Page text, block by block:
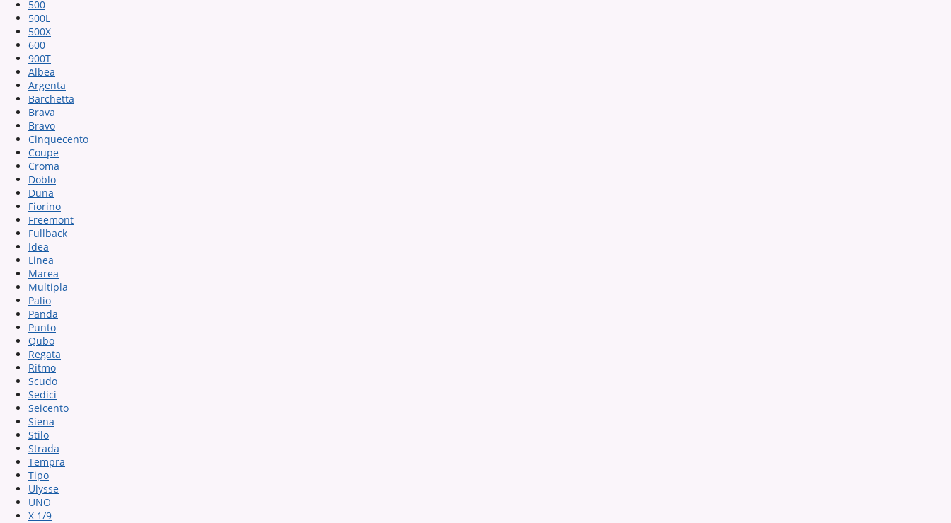
500
500L
500X
600
900T
Albea
Argenta
Barchetta
Brava
Bravo
Cinquecento
Coupe
Croma
Doblo
Duna
Fiorino
Freemont
Fullback
Idea
Linea
Marea
Multipla
Palio
Panda
Punto
Qubo
Regata
Ritmo
Scudo
Sedici
Seicento
Siena
Stilo
Strada
Tempra
Tipo
Ulysse
UNO
X 1/9